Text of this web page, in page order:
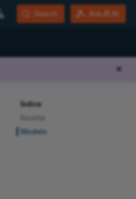
Search AskJB AI
✕
Índice
Modelo